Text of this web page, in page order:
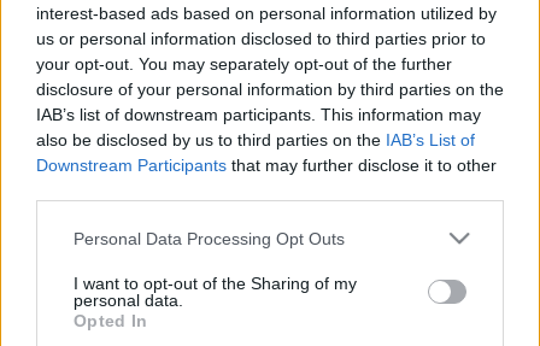
interest-based ads based on personal information utilized by
us or personal information disclosed to third parties prior to
your opt-out. You may separately opt-out of the further
disclosure of your personal information by third parties on the
IAB’s list of downstream participants. This information may
also be disclosed by us to third parties on the IAB’s List of
Downstream Participants that may further disclose it to other
Please note that this website/app uses one or more Google
not limited to your visit or usage behaviour. You may click to
grant or deny consent to Google and its third-party tags to
use your data for below specified purposes in below Google
Personal Data Processing Opt Outs
I want to opt-out of the Sharing of my
personal data.
Opted In
A szabadtéri mozi a nyár folyamán számos klasszikus és új
népszerű alkotást is műsorra tűz. Így például vetítik majd a
Halálos iramban: Hobbs & Shaw-t, Jane AustenBüszkeség
és balítéletcímű regényének filmváltozatát, de nézhető
lesz aForrest Gump, aMiután,A cápa, azE.T. – A
A szabadtéri mozi befogadóképessége 150 fő. A Kultik
egyedülálló airscreent használ, ami egy óriási, felfújható